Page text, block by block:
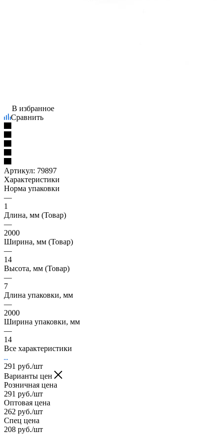
В избранное
Сравнить
Артикул: 79897
Характеристики
Норма упаковки
—
1
Длина, мм (Товар)
—
2000
Ширина, мм (Товар)
—
14
Высота, мм (Товар)
—
7
Длина упаковки, мм
—
2000
Ширина упаковки, мм
—
14
Все характеристики
291 руб./шт
Варианты цен
Розничная цена
291 руб./шт
Оптовая цена
262 руб./шт
Спец цена
208 руб./шт